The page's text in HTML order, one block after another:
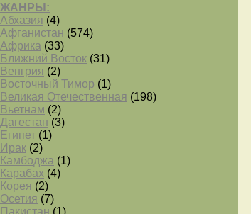
ЖАНРЫ:
Абхазия (4)
Афганистан (574)
Африка (33)
Ближний Восток (31)
Венгрия (2)
Восточный Тимор (1)
Великая Отечественная (198)
Вьетнам (2)
Дагестан (3)
Египет (1)
Ирак (2)
Камбоджа (1)
Карабах (4)
Корея (2)
Осетия (7)
Пакистан (1)